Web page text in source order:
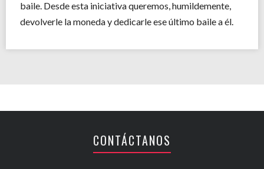
baile. Desde esta iniciativa queremos, humildemente,
devolverle la moneda y dedicarle ese último baile a él.
CONTÁCTANOS